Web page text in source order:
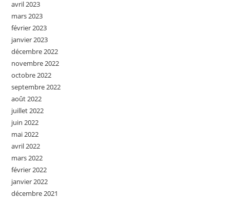
avril 2023
mars 2023
février 2023
janvier 2023
décembre 2022
novembre 2022
octobre 2022
septembre 2022
août 2022
juillet 2022
juin 2022
mai 2022
avril 2022
mars 2022
février 2022
janvier 2022
décembre 2021